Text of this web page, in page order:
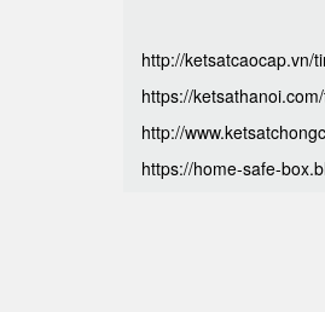
http://ketsatcaocap.vn/
https://
http://
https://home-safe-